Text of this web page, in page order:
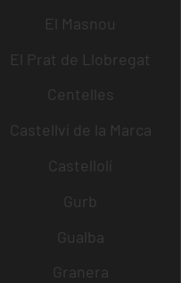
El Masnou
El Prat de Llobregat
Centelles
Castellví de la Marca
Castellolí
Gurb
Gualba
Granera